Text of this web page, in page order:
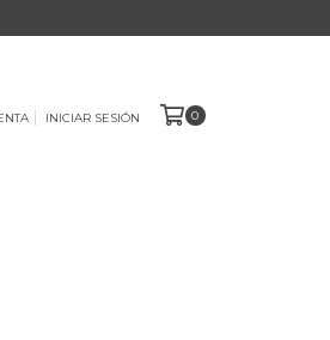
INICIAR SESIÓN 0